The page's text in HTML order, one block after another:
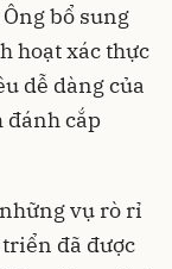
bổ sung
hoạt xác thực
dễ dàng của
đánh cắp
vụ rò rỉ
đã được